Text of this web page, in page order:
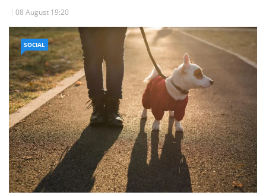
08 August 19:20
SOCIAL